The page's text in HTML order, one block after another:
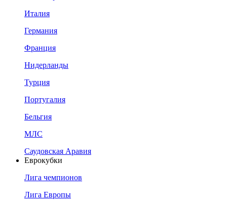
Италия
Германия
Франция
Нидерланды
Турция
Португалия
Бельгия
МЛС
Саудовская Аравия
Еврокубки
Лига чемпионов
Лига Европы